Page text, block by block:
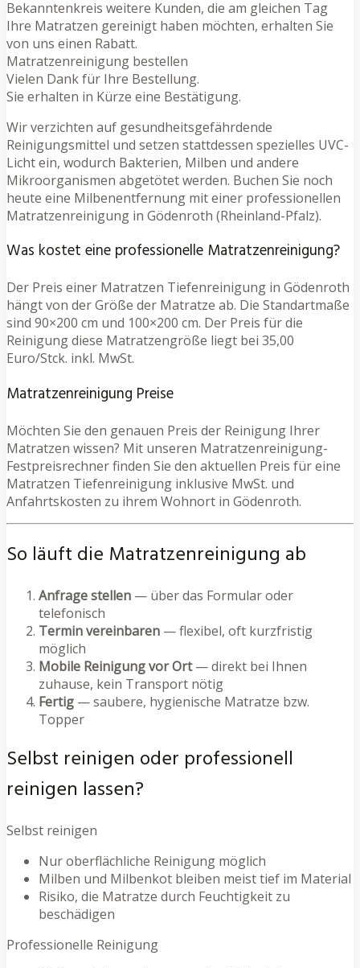
Bekanntenkreis weitere Kunden, die am gleichen Tag
Ihre Matratzen gereinigt haben möchten, erhalten Sie
von uns einen Rabatt.
Matratzenreinigung bestellen
Vielen Dank für Ihre Bestellung.
Sie erhalten in Kürze eine Bestätigung.
Wir verzichten auf gesundheitsgefährdende
Reinigungsmittel und setzen stattdessen spezielles UVC-
Licht ein, wodurch Bakterien, Milben und andere
Mikroorganismen abgetötet werden. Buchen Sie noch
heute eine Milbenentfernung mit einer professionellen
Matratzenreinigung in Gödenroth (Rheinland-Pfalz).
Was kostet eine professionelle Matratzenreinigung?
Der Preis einer Matratzen Tiefenreinigung in Gödenroth
hängt von der Größe der Matratze ab. Die Standartmaße
sind 90×200 cm und 100×200 cm. Der Preis für die
Reinigung diese Matratzengröße liegt bei 35,00
Euro/Stck. inkl. MwSt.
Matratzenreinigung Preise
Möchten Sie den genauen Preis der Reinigung Ihrer
Matratzen wissen? Mit unseren Matratzenreinigung-
Festpreisrechner finden Sie den aktuellen Preis für eine
Matratzen Tiefenreinigung inklusive MwSt. und
Anfahrtskosten zu ihrem Wohnort in Gödenroth.
So läuft die Matratzenreinigung ab
Anfrage stellen — über das Formular oder
telefonisch
Termin vereinbaren — flexibel, oft kurzfristig
möglich
Mobile Reinigung vor Ort— direkt bei Ihnen
zuhause, kein Transport nötig
Fertig — saubere, hygienische Matratze bzw.
Topper
Selbst reinigen oder professionell
reinigen lassen?
Selbst reinigen
Nur oberflächliche Reinigung möglich
Milben und Milbenkot bleiben meist tief im Material
Risiko, die Matratze durch Feuchtigkeit zu
beschädigen
Professionelle Reinigung